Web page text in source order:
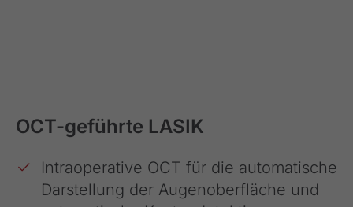
OCT-geführte LASIK
Intraoperative OCT für die automatische
Darstellung der Augenoberfläche und